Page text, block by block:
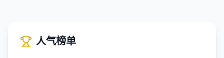
人气榜单